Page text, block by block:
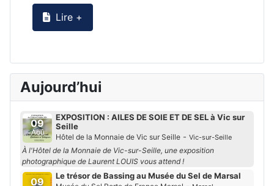
Lire +
Aujourd’hui
09
Aoû
EXPOSITION : AILES DE SOIE ET DE SEL à Vic sur
Seille
Hôtel de la Monnaie de Vic sur Seille - Vic-sur-Seille
À l'Hôtel de la Monnaie de Vic-sur-Seille, une exposition
photographique de Laurent LOUIS vous attend !
09
Le trésor de Bassing au Musée du Sel de Marsal